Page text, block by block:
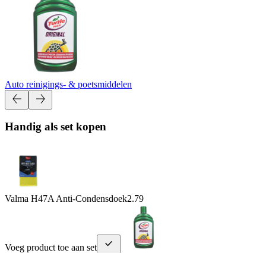
Auto reinigings- & poetsmiddelen
Handig als set kopen
Valma H47A Anti-Condensdoek2.79
Voeg product toe aan set